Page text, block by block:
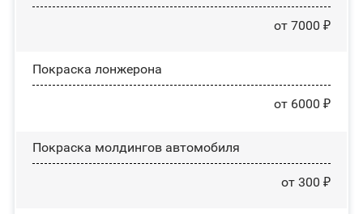
от 7000 ₽
Покраска лонжерона
от 6000 ₽
Покраска молдингов автомобиля
от 300 ₽